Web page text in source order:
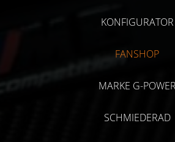
KONFIGURATOR
FANSHOP
MARKE G-POWER
SCHMIEDERAD